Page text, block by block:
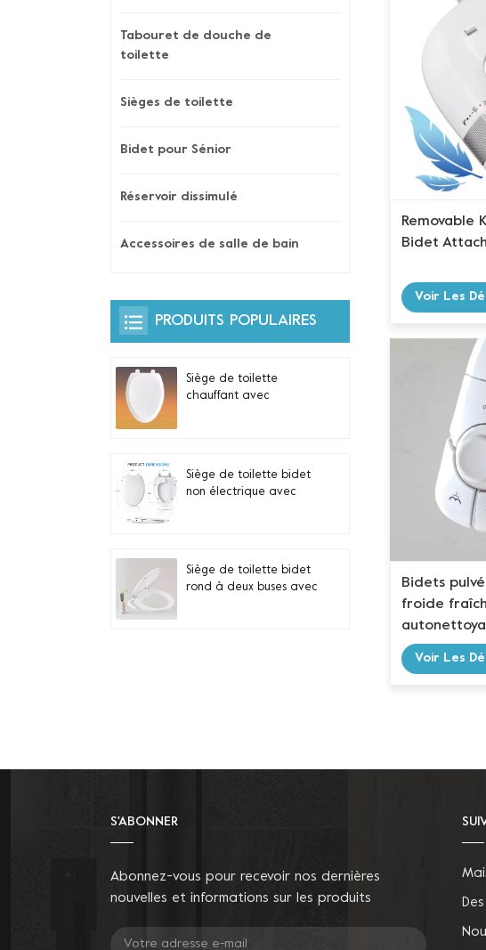
Removable
Bidet
Voir Les
Bidets
froide
Voir Les
Tabouret de douche de
toilette
Sièges de toilette
Bidet pour Sénior
Réservoir dissimulé
Accessoires de salle de bain
PRODUITS POPULAIRES
Siège de toilette
chauffant avec
V
Siège de toilette bidet
non électrique avec
Siège de toilette bidet
rond à deux buses avec
du siège Ajouter des
accoudoirs Sièges de
S'ABONNER
Abonnez-vous pour recevoir nos dernières
nouvelles et informations sur les produits